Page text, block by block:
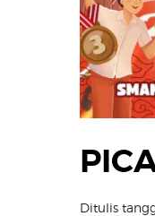
Ditulis